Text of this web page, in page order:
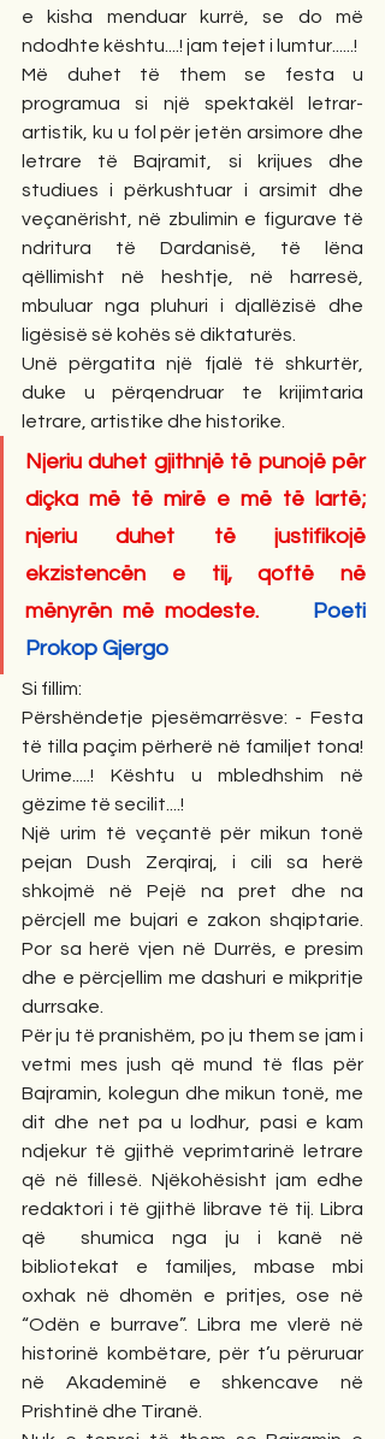
e kisha menduar kurrë, se do më
ndodhte kështu....! jam tejet i lumtur......!
Më duhet të them se festa u
programua si një spektakël letrar-
artistik, ku u fol për jetën arsimore dhe
letrare të Bajramit, si krijues dhe
studiues i përkushtuar i arsimit dhe
veçanërisht, në zbulimin e figurave të
ndritura të Dardanisë, të lëna
qëllimisht në heshtje, në harresë,
mbuluar nga pluhuri i djallëzisë dhe
ligësisë së kohës së diktaturës.
Unë përgatita një fjalë të shkurtër,
duke u përqendruar te krijimtaria
letrare, artistike dhe historike.
Njeriu duhet gjithnjë të punojë për
diçka më të mirë e më të lartë;
njeriu duhet të justifikojë
ekzistencën e tij, qoftë në
mënyrën më modeste.
Poeti
Prokop Gjergo
Si fillim:
Përshëndetje pjesëmarrësve: - Festa
të tilla paçim përherë në familjet tona!
Urime.....! Kështu u mbledhshim në
gëzime të secilit....!
Një urim të veçantë për mikun tonë
pejan Dush Zerqiraj, i cili sa herë
shkojmë në Pejë na pret dhe na
përcjell me bujari e zakon shqiptarie.
Por sa herë vjen në Durrës, e presim
dhe e përcjellim me dashuri e mikpritje
durrsake.
Për ju të pranishëm, po ju them se jam i
vetmi mes jush që mund të flas për
Bajramin, kolegun dhe mikun tonë, me
dit dhe net pa u lodhur, pasi e kam
ndjekur të gjithë veprimtarinë letrare
që në fillesë. Njëkohësisht jam edhe
redaktori i të gjithë librave të tij. Libra
që  shumica nga ju i kanë në
bibliotekat e familjes, mbase mbi
oxhak në dhomën e pritjes, ose në
“Odën e burrave”. Libra me vlerë në
historinë kombëtare, për t’u përuruar
në Akademinë e shkencave në
Prishtinë dhe Tiranë.